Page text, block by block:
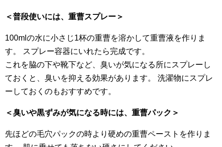
＜普段使いには、重曹スプレー＞
100mlの水に小さじ1杯の重曹を溶かして重曹液を作りま
す。 スプレー容器にいれたら完成です。
これを脇の下や靴下など、臭いが気になる所にスプレーし
ておくと、臭いを抑える効果があります。 洗濯物にスプレ
ーしておくのもおすすめです。
＜臭いや黒ずみが気になる時には、重曹パック＞
先ほどの毛穴パックの時より硬めの重曹ペーストを作りま